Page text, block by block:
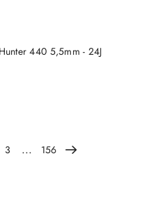
440 5,5mm - 24J
DO KOSZYKA
3 ... 156